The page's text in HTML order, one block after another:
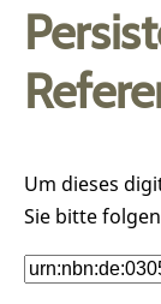
Um dieses
Sie bitte